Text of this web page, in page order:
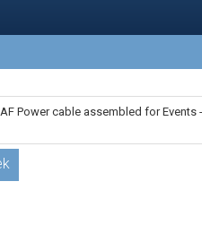
Power cable assembled for